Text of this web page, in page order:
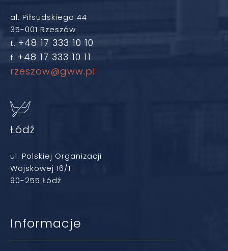
al. Piłsudskiego 44
35-001 Rzeszów
t. +48 17 333 10 10
f. +48 17 333 10 11
rzeszow@gww.pl
Łódź
ul. Polskiej Organizacji
Wojskowej 16/1
90-255 Łódź
Informacje